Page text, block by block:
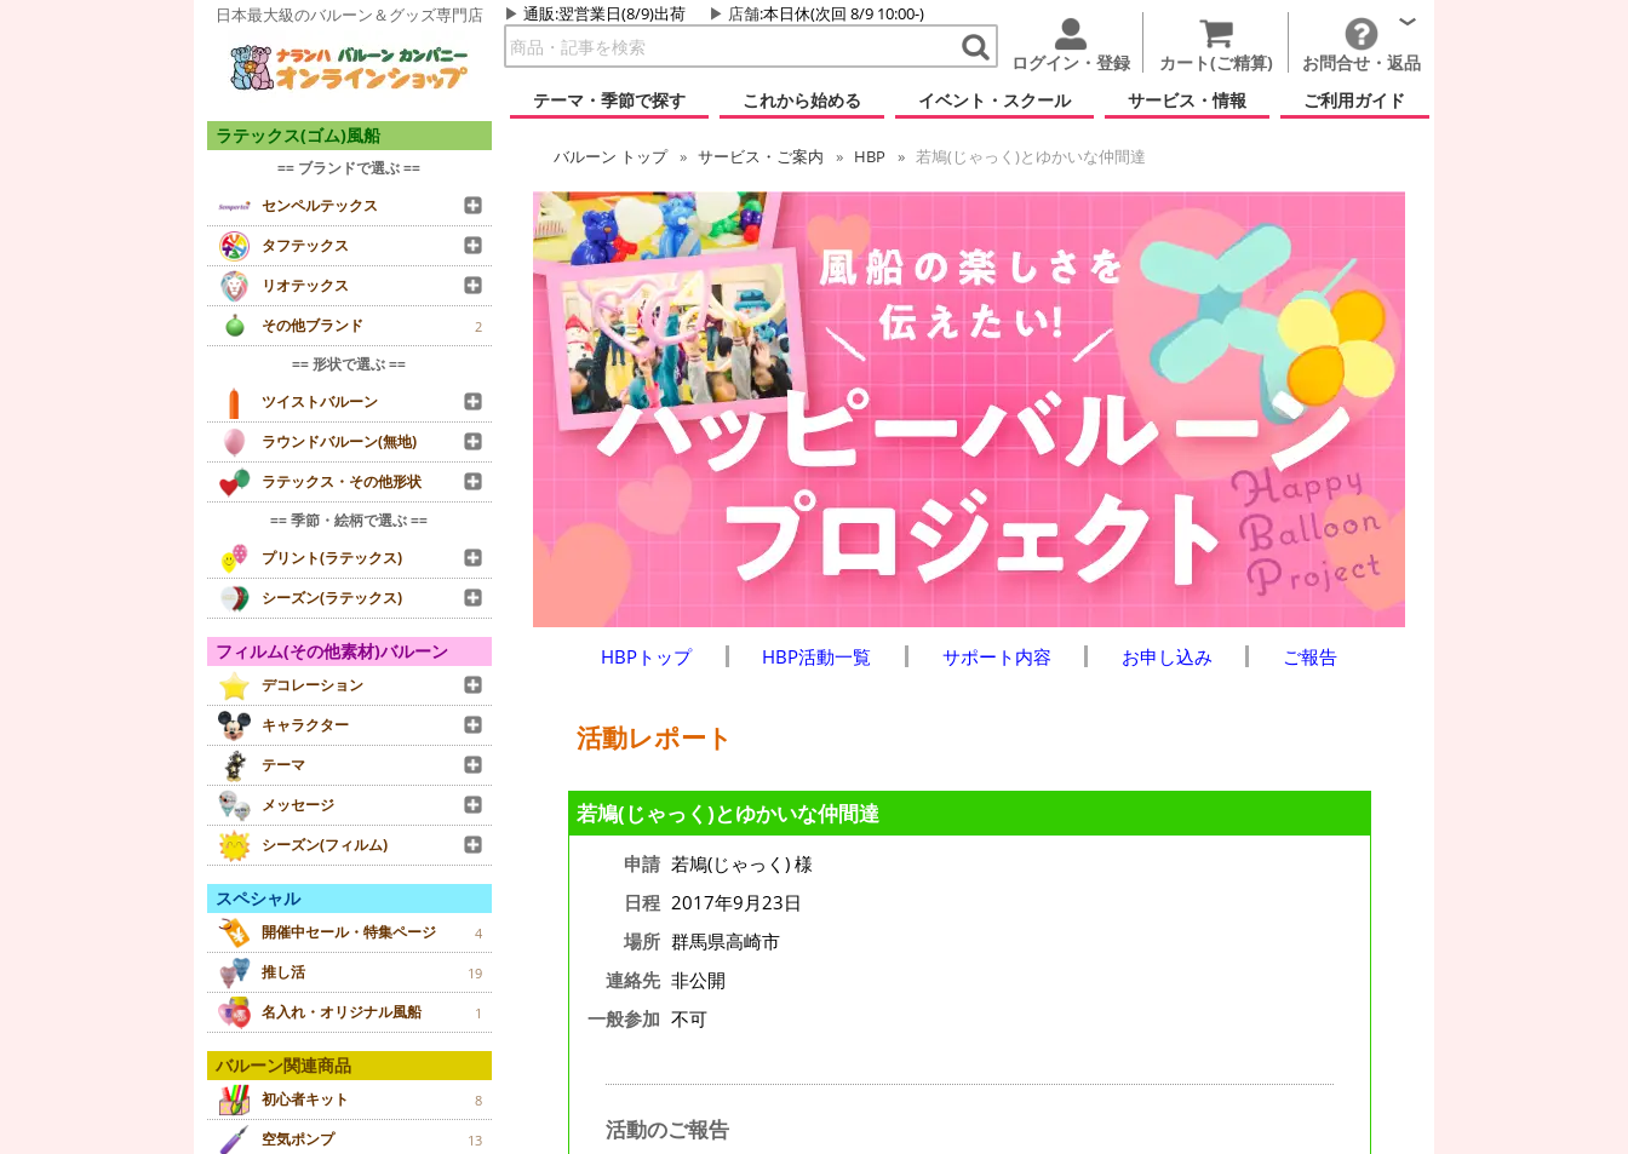
日本最大級のバルーン＆グッズ専門店 通販:翌営業日(8/9)出荷 店舗:本日休(次回 8/9 10:00-)
ログイン・登録 カート(ご精算)
お問合せ・返品
テーマ・季節で探す
これから始める イベント・スクール サービス・情報 ご利用ガイド
ラテックス(ゴム)風船
== ブランドで選ぶ ==
センペルテックス
タフテックス
リオテックス
その他ブランド
2
== 形状で選ぶ ==
ツイストバルーン
ラウンドバルーン(無地)
ラテックス・その他形状
== 季節・絵柄で選ぶ ==
プリント(ラテックス)
シーズン(ラテックス)
フィルム(その他素材)バルーン
デコレーション
キャラクター
テーマ
メッセージ
シーズン(フィルム)
スペシャル
開催中セール・特集ページ 4
推し活 19
名入れ・オリジナル風船 1
バルーン関連商品
初心者キット 8
空気ポンプ 13
バルーン トップ サービス・ご案内 HBP 若鳩(じゃっく)とゆかいな仲間達
HBPトップ HBP活動一覧 サポート内容 お申し込み ご報告
活動レポート
若鳩(じゃっく)とゆかいな仲間達
申請 若鳩(じゃっく) 様
日程 2017年9月23日
場所 群馬県高崎市
連絡先 非公開
一般参加 不可
活動のご報告